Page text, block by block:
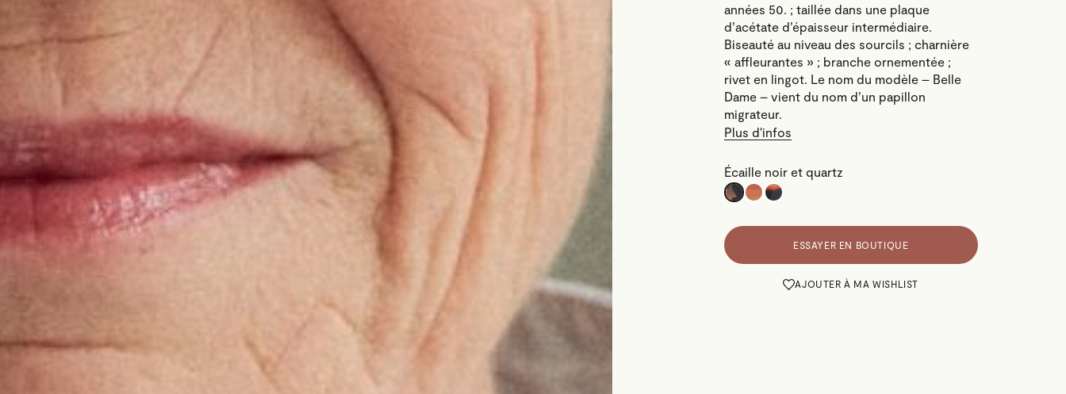
années 50. ; taillée dans une plaque
d’acétate d’épaisseur intermédiaire.
Biseauté au niveau des sourcils ; charnière
« affleurantes » ; branche ornementée ;
rivet en lingot. Le nom du modèle – Belle
Dame – vient du nom d’un papillon
migrateur.
Plus d'infos
Écaille noir et quartz
ESSAYER EN BOUTIQUE
AJOUTER À MA WISHLIST